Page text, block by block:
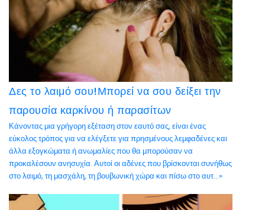
Δες το λαιμό σου!Μπορεί να σου δείξει την
παρουσία καρκίνου ή παρασίτων
Κάνοντας μια γρήγορη εξέταση στον εαυτό σας, είναι ένας
εύκολος τρόπος για να ελέγξετε για πρησμένους λεμφαδένες και
άλλα εξογκώματα ή ανωμαλίες που θα μπορούσαν να
προκαλέσουν ανησυχία. Αυτοί οι αδένες που βρίσκονται συνήθως
στο λαιμό, τη μασχάλη, τη βουβωνική χώρα και πίσω στο αυτ...»